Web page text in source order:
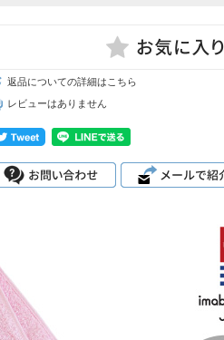
返品についての詳細はこちら
レビューはありません